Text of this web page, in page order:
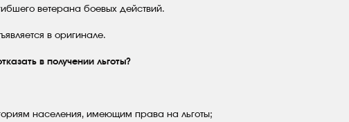
ветерана боевых действий.
в оригинале.
в получении льготы?
населения, имеющим права на льготы;